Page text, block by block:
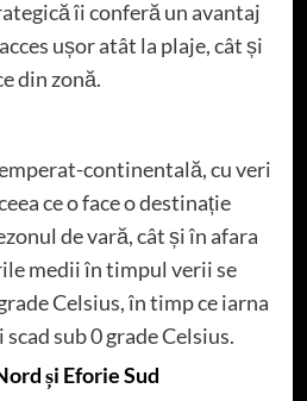
îi conferă un avantaj
ușor atât la plaje, cât și
din zonă.
continentală, cu veri
ce o face o destinație
de vară, cât și în afara
medii în timpul verii se
Celsius, în timp ce iarna
sub 0 grade Celsius.
și Eforie Sud